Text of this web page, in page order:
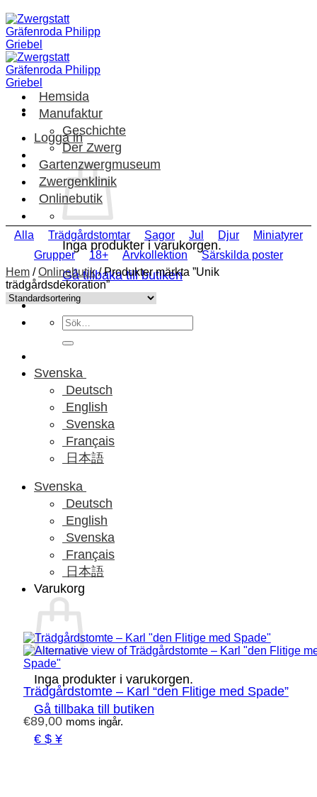
Skip
to
content
Logga in
Inga produkter i varukorgen.
Gå tillbaka till butiken
Sök
efter:
Svenska
Deutsch
English
Svenska
Français
日本語
Svenska
Deutsch
English
Svenska
Français
日本語
Varukorg
Inga produkter i varukorgen.
Gå tillbaka till butiken
€ $ ¥
Hemsida
Manufaktur
Geschichte
Der Zwerg
Gartenzwergmuseum
Zwergenklinik
Onlinebutik
Alla Trädgårdstomtar Sagor Jul Djur
Miniatyrer
Grupper
18+ Arvkollektion
Särskilda poster
Hem / Onlinebutik /Produkter märkta ”Unik
trädgårdsdekoration”
Trädgårdstomte – Karl “den Flitige med Spade”
€89,00 moms ingår.